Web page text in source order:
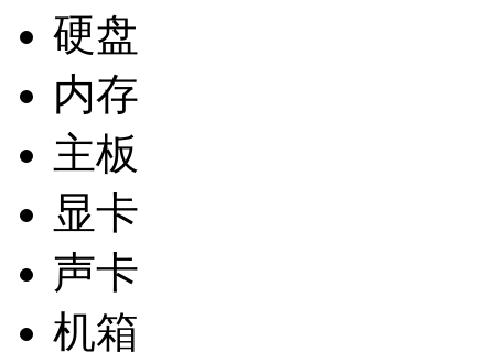
硬盘
内存
主板
显卡
声卡
机箱